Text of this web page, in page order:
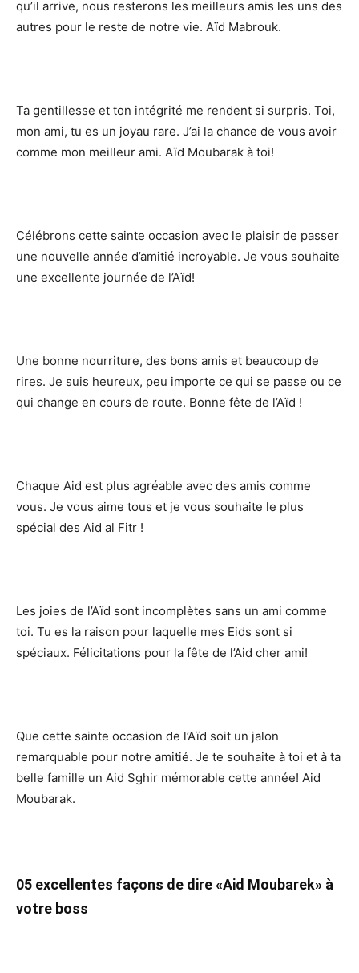
qu’il arrive, nous resterons les meilleurs amis les uns des
autres pour le reste de notre vie. Aïd Mabrouk.
Ta gentillesse et ton intégrité me rendent si surpris. Toi,
mon ami, tu es un joyau rare. J’ai la chance de vous avoir
comme mon meilleur ami. Aïd Moubarak à toi!
Célébrons cette sainte occasion avec le plaisir de passer
une nouvelle année d’amitié incroyable. Je vous souhaite
une excellente journée de l’Aïd!
Une bonne nourriture, des bons amis et beaucoup de
rires. Je suis heureux, peu importe ce qui se passe ou ce
qui change en cours de route. Bonne fête de l’Aïd !
Chaque Aid est plus agréable avec des amis comme
vous. Je vous aime tous et je vous souhaite le plus
spécial des Aid al Fitr !
Les joies de l’Aïd sont incomplètes sans un ami comme
toi. Tu es la raison pour laquelle mes Eids sont si
spéciaux. Félicitations pour la fête de l’Aid cher ami!
Que cette sainte occasion de l’Aïd soit un jalon
remarquable pour notre amitié. Je te souhaite à toi et à ta
belle famille un Aid Sghir mémorable cette année! Aid
Moubarak.
05 excellentes façons de dire «Aid Moubarek» à
votre boss